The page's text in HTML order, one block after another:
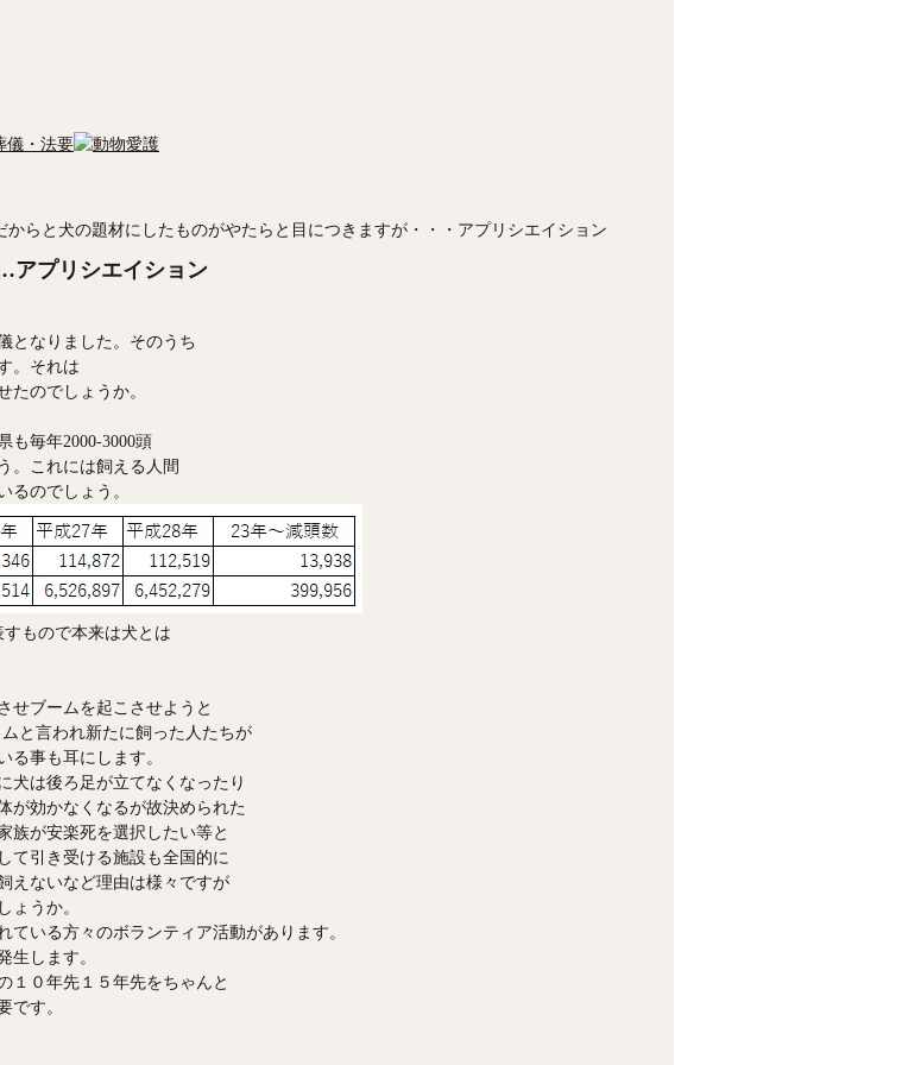
からと犬の題材にしたものがやたらと目につきますが・・・アプリシエイション
アプリシエイション
となりました。そのうち
。それは
たのでしょうか。
も毎年2000-3000頭
。これには飼える人間
るのでしょう。
もので本来は犬とは
せブームを起こさせようと
と言われ新たに飼った人たちが
る事も耳にします。
犬は後ろ足が立てなくなったり
が効かなくなるが故決められた
族が安楽死を選択したい等と
て引き受ける施設も全国的に
えないなど理由は様々ですが
ょうか。
いる方々のボランティア活動があります。
生します。
１０年先１５年先をちゃんと
です。